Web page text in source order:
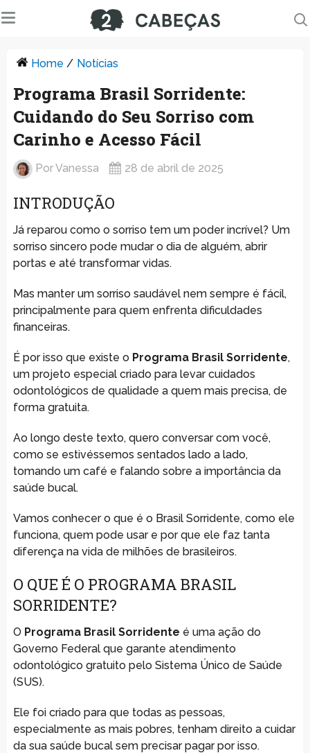
Home / Notícias
Programa Brasil Sorridente:
Cuidando do Seu Sorriso com
Carinho e Acesso Fácil
PorVanessa 28 de abril de 2025
INTRODUÇÃO
Já reparou como o sorriso tem um poder incrível? Um
sorriso sincero pode mudar o dia de alguém, abrir
portas e até transformar vidas.
Mas manter um sorriso saudável nem sempre é fácil,
principalmente para quem enfrenta dificuldades
financeiras.
É por isso que existe o Programa Brasil Sorridente,
um projeto especial criado para levar cuidados
odontológicos de qualidade a quem mais precisa, de
forma gratuita.
Ao longo deste texto, quero conversar com você,
como se estivéssemos sentados lado a lado,
tomando um café e falando sobre a importância da
saúde bucal.
Vamos conhecer o que é o Brasil Sorridente, como ele
funciona, quem pode usar e por que ele faz tanta
diferença na vida de milhões de brasileiros.
O QUE É O PROGRAMA BRASIL
SORRIDENTE?
O Programa Brasil Sorridente é uma ação do
Governo Federal que garante atendimento
odontológico gratuito pelo Sistema Único de Saúde
(SUS).
Ele foi criado para que todas as pessoas,
especialmente as mais pobres, tenham direito a cuidar
da sua saúde bucal sem precisar pagar por isso.